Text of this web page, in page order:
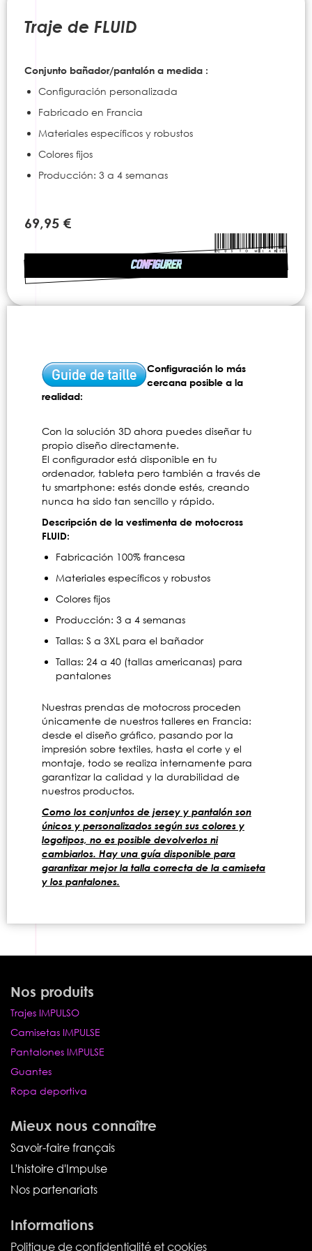
Traje de FLUID
Conjunto bañador/pantalón a medida :
Configuración personalizada
Fabricado en Francia
Materiales específicos y robustos
Colores fijos
Producción: 3 a 4 semanas
CONFIGURER
69,95 €
beginning
images
gallery
Configuración lo más
cercana posible a la
realidad:
Con la solución 3D ahora puedes diseñar tu
propio diseño directamente.
El configurador está disponible en tu
ordenador, tableta pero también a través de
tu smartphone: estés donde estés, creando
nunca ha sido tan sencillo y rápido.
Descripción de la vestimenta de motocross
FLUID:
Fabricación 100% francesa
Materiales específicos y robustos
Colores fijos
Producción: 3 a 4 semanas
Tallas: S a 3XL para el bañador
Tallas: 24 a 40 (tallas americanas) para
pantalones
Nuestras prendas de motocross proceden
únicamente de nuestros talleres en Francia:
desde el diseño gráfico, pasando por la
impresión sobre textiles, hasta el corte y el
montaje, todo se realiza internamente para
garantizar la calidad y la durabilidad de
nuestros productos.
Como los conjuntos de jersey y pantalón son
únicos y personalizados según sus colores y
logotipos, no es posible devolverlos ni
cambiarlos. Hay una guía disponible para
garantizar mejor la talla correcta de la camiseta
y los pantalones.
Nos produits
Trajes IMPULSO
Camisetas IMPULSE
Pantalones IMPULSE
Guantes
Ropa deportiva
Mieux nous connaître
Savoir-faire français
L'histoire d'Impulse
Nos partenariats
Informations
Politique de confidentialité et cookies